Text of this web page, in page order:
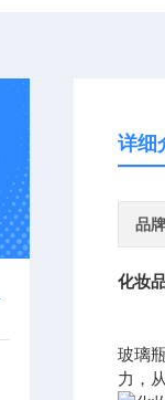
详细
品牌
化妆
玻璃
力，